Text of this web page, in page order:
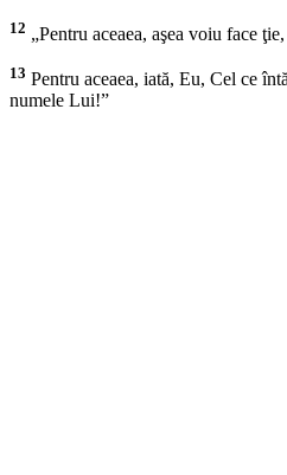
12 „Pentru aceaea, aşea voiu face
13 Pentru aceaea, iată, Eu, Cel ce
numele Lui!”